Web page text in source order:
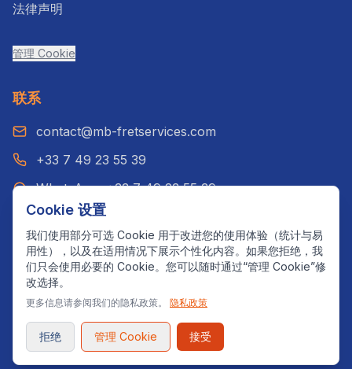
法律声明
管理 Cookie
联系
contact@mb-fretservices.com
+33 7 49 23 55 39
WhatsApp: +33 7 49 23 55 39
巴黎，法国
设计与开发： SmarterLogic Web
© 2025 — Développé avec ❤️par
Cookie 设置
我们使用部分可选 Cookie 用于改进您的使用体验（统计与易
用性），以及在适用情况下展示个性化内容。如果您拒绝，我
们只会使用必要的 Cookie。您可以随时通过“管理 Cookie”修
改选择。
更多信息请参阅我们的隐私政策。 隐私政策
拒绝 管理 Cookie 接受